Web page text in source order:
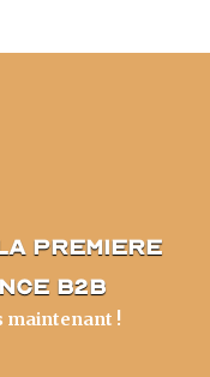
premiere
B2B
maintenant !